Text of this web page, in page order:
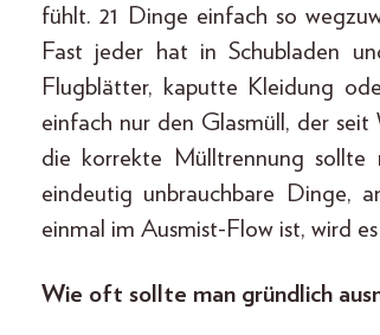
fühlt. 21 Dinge einfach so
Fast jeder hat in Schubladen
Flugblätter, kaputte Kleidung
einfach nur den Glasmüll, der
die korrekte Mülltrennung
eindeutig unbrauchbare Dinge,
einmal im Ausmist-Flow ist, wird
Wie oft sollte man gründlich